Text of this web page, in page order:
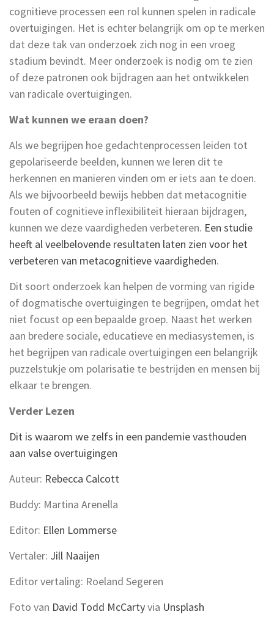
cognitieve processen een rol kunnen spelen in radicale
overtuigingen. Het is echter belangrijk om op te merken
dat deze tak van onderzoek zich nog in een vroeg
stadium bevindt. Meer onderzoek is nodig om te zien
of deze patronen ook bijdragen aan het ontwikkelen
van radicale overtuigingen.
Wat kunnen we eraan doen?
Als we begrijpen hoe gedachtenprocessen leiden tot
gepolariseerde beelden, kunnen we leren dit te
herkennen en manieren vinden om er iets aan te doen.
Als we bijvoorbeeld bewijs hebben dat metacognitie
fouten of cognitieve inflexibiliteit hieraan bijdragen,
kunnen we deze vaardigheden verbeteren. Een studie
heeft al veelbelovende resultaten laten zien voor het
verbeteren van metacognitieve vaardigheden.
Dit soort onderzoek kan helpen de vorming van rigide
of dogmatische overtuigingen te begrijpen, omdat het
niet focust op een bepaalde groep. Naast het werken
aan bredere sociale, educatieve en mediasystemen, is
het begrijpen van radicale overtuigingen een belangrijk
puzzelstukje om polarisatie te bestrijden en mensen bij
elkaar te brengen.
Verder Lezen
Dit is waarom we zelfs in een pandemie vasthouden
aan valse overtuigingen
Auteur: Rebecca Calcott
Buddy: Martina Arenella
Editor: Ellen Lommerse
Vertaler: Jill Naaijen
Editor vertaling: Roeland Segeren
Foto van David Todd McCartyvia Unsplash